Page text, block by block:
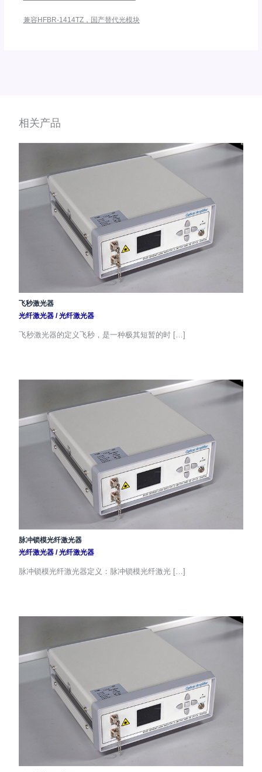
兼容HFBR-1414TZ，国产替代光模块
相关产品
飞秒激光器
光纤激光器/光纤激光器
飞秒激光器的定义飞秒，是一种极其短暂的时 […]
脉冲锁模光纤激光器
光纤激光器/光纤激光器
脉冲锁模光纤激光器定义：脉冲锁模光纤激光 […]